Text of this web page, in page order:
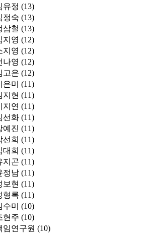
유정 (13)
정숙 (13)
삼철 (13)
지영 (12)
지영 (12)
나영 (12)
고은 (12)
은미
(11)
지현 (11)
지연 (11)
선화 (11)
예진 (11)
선희 (11)
대희 (11)
지곤 (11)
정남 (11)
보현 (11)
형록 (11)
수미
(10)
현주 (10)
임연구원 (10)